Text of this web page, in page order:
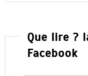
Que lire ?
Facebook